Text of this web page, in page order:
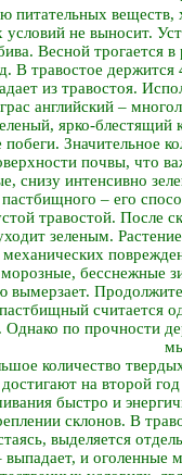
питательных
не выносит.
Весной трогается
В травостое
из травостоя.
английский –
ярко-
Значительное
почвы, что
снизу интенсивно
– его
травостой. После
зеленым.
механических
бесснежные
вымерзает.
считается
Однако по прочности
количество
на второй
быстро и
склонов. В
выделяется
и оголенные